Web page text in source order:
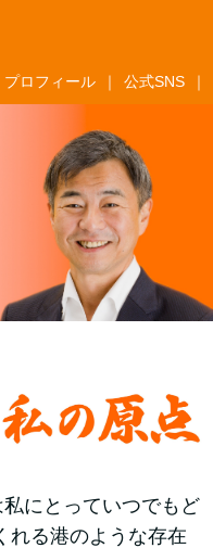
プロフィール 公式SNS
にとっていつでもど
れる港のような存在